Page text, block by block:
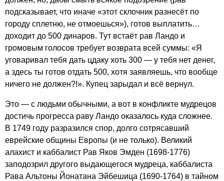
подсказывает, что иначе «этот склочник разнесёт по
городу сплетню, не отмоешься»), готов выплатить…
доходит до 500 динаров. Тут встаёт рав Ландо и
громовым голосов требует возврата всей суммы: «Я
уговаривал тебя дать цдаку хоть 300 — у тебя нет денег,
а здесь ты готов отдать 500, хотя заявляешь, что вообще
ничего не должен?!». Купец зарыдал и всё вернул.
Это — с людьми обычными, а вот в конфликте мудрецов
достичь прогресса раву Ландо оказалось куда сложнее.
В 1749 году разразился спор, долго сотрясавший
еврейские общины Европы (и не только). Великий
алахист и каббалист Рав Яков Эмден (1698-1776)
заподозрил другого выдающегося мудреца, каббалиста
Рава Альтоны Йонатана Эйбешица (1690-1764) в тайном